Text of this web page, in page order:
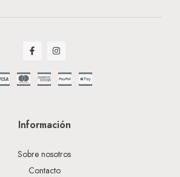
Información
Sobre nosotros
Contacto